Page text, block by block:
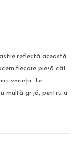
reflectă această
fiecare piesă cât
variații. Te
multă grijă, pentru a